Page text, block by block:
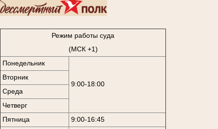
Режим работы суда
(МСК +1)
Понедельник
9:00-18:00
Вторник
Среда
Четверг
Пятница
9:00-16:45